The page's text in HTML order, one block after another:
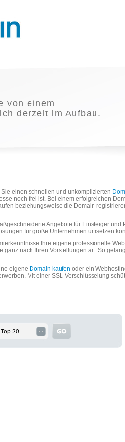
von einem
derzeit im Aufbau.
einen schnellen und unkomplizierten
noch frei ist. Bei einem erfolgreichen
beziehungsweise die Domain
Angebote für Einsteiger und
für große Unternehmen umsetzen
Ihre eigene professionelle
ganz nach Ihren Vorstellungen an. So
eigene Domain kaufen oder ein
Mit einer SSL-Verschlüsselung
Top 20